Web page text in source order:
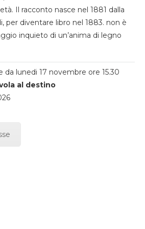
Il racconto nasce nel 1881 dalla
per diventare libro nel 1883. non è
inquieto di un’anima di legno
da lunedi 17 novembre ore 15.30
al destino